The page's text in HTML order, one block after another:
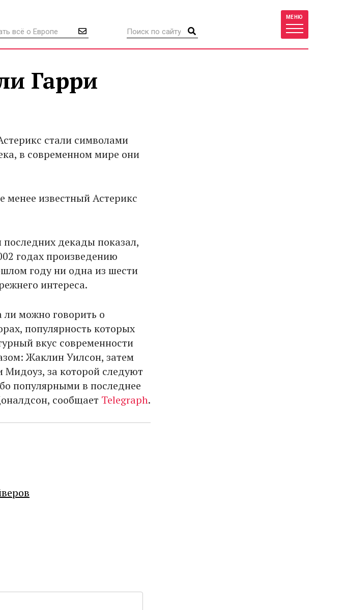
МЕНЮ
Гарри
стали символами
в современном мире они
известный Астерикс
декады показал,
годах произведению
году ни одна из шести
интереса.
можно говорить о
популярность которых
вкус современности
Жаклин Уилсон, затем
за которой следуют
популярными в последнее
сообщает Telegraph.